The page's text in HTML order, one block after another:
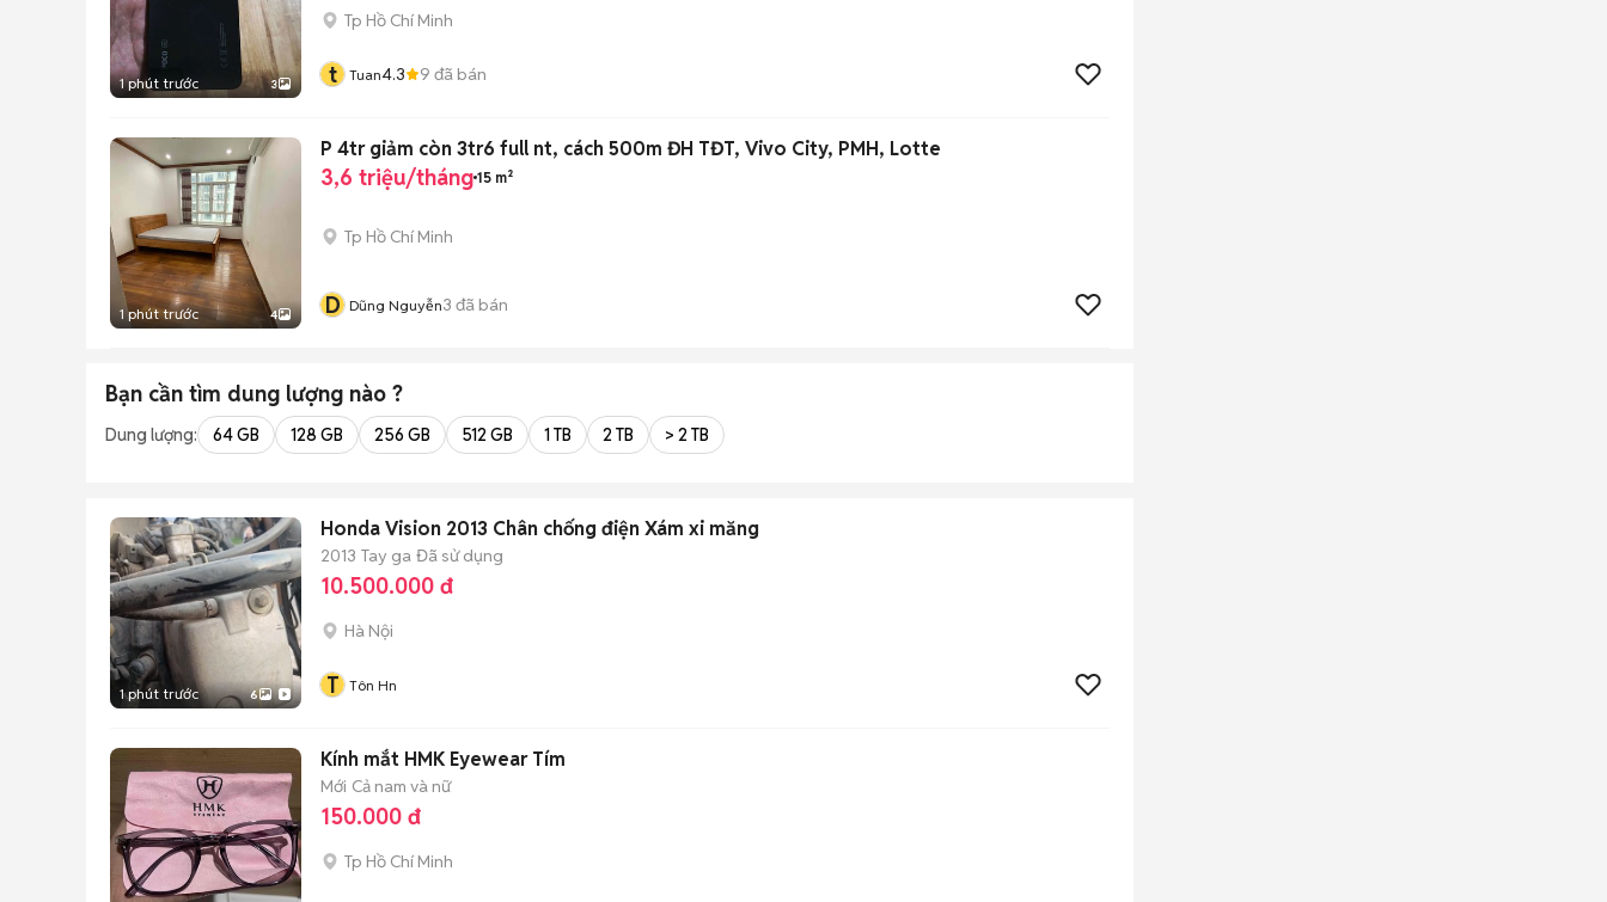
1 phút trước 3
Tp Hồ Chí Minh
t Tuan4.3 9 đã bán
1 phút trước 4
P 4tr giảm còn 3tr6 full nt, cách 500m ĐH TĐT, Vivo City, PMH, Lotte
3,6 triệu/tháng 15 m²
Tp Hồ Chí Minh
D Dũng Nguyễn3 đã bán
Bạn cần tìm dung lượng nào ?
Dung lượng: 64 GB 128 GB 256 GB 512 GB 1 TB 2 TB > 2 TB
1 phút trước 6
Honda Vision 2013 Chân chống điện Xám xi măng
2013 Tay ga Đã sử dụng
10.500.000 đ
Hà Nội
T Tôn Hn
Kính mắt HMK Eyewear Tím
Mới Cả nam và nữ
150.000 đ
Tp Hồ Chí Minh